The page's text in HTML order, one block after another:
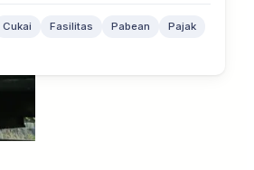
Cukai Fasilitas Pabean
Pajak